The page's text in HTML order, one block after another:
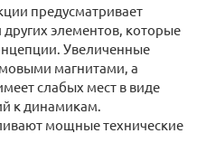
предусматривает
других элементов, которые
Увеличенные
магнитами, а
слабых мест в виде
к динамикам.
мощные технические